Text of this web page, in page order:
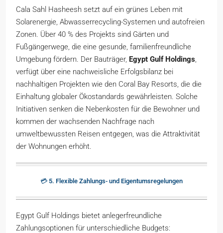
Cala Sahl Hasheesh setzt auf ein grünes Leben mit
Solarenergie, Abwasserrecycling-Systemen und autofreien
Zonen. Über 40 % des Projekts sind Gärten und
Fußgängerwege, die eine gesunde, familienfreundliche
Umgebung fördern. Der Bauträger, Egypt Gulf Holdings,
verfügt über eine nachweisliche Erfolgsbilanz bei
nachhaltigen Projekten wie den Coral Bay Resorts, die die
Einhaltung globaler Ökostandards gewährleisten. Solche
Initiativen senken die Nebenkosten für die Bewohner und
kommen der wachsenden Nachfrage nach
umweltbewussten Reisen entgegen, was die Attraktivität
der Wohnungen erhöht.
💳 5. Flexible Zahlungs- und Eigentumsregelungen
Egypt Gulf Holdings bietet anlegerfreundliche
Zahlungsoptionen für unterschiedliche Budgets: